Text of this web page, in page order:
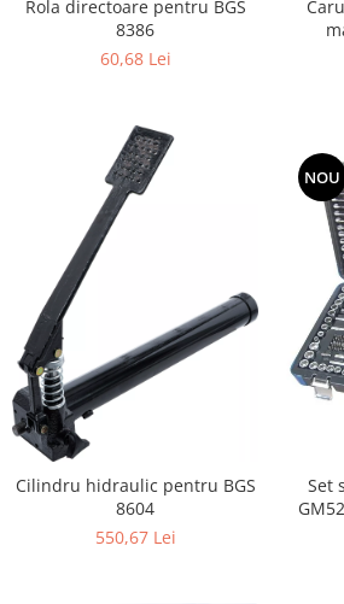
Rola directoare pentru BGS
8386
60,68 Lei
Cilindru hidraulic pentru BGS
8604
550,67 Lei
NOU
Set